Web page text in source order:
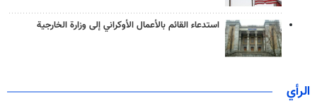
استدعاء القائم بالأعمال الأوكراني إلى وزارة الخارجية
الرأي